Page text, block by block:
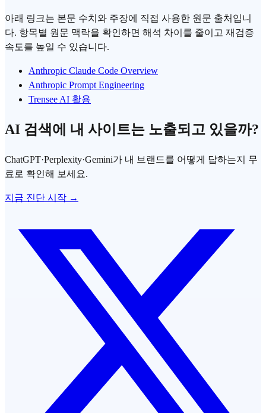
아래 링크는 본문 수치와 주장에 직접 사용한 원문 출처입니
다. 항목별 원문 맥락을 확인하면 해석 차이를 줄이고 재검증
속도를 높일 수 있습니다.
Anthropic Claude Code Overview
Anthropic Prompt Engineering
Trensee AI 활용
AI 검색에 내 사이트는 노출되고 있을까?
ChatGPT·Perplexity·Gemini가 내 브랜드를 어떻게 답하는지 무
료로 확인해 보세요.
지금 진단 시작 →